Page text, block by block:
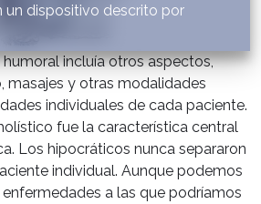
un dispositivo descrito por
humoral incluía otros aspectos,
masajes y otras modalidades
individuales de cada paciente.
fue la característica central
Los hipocráticos nunca separaron
individual. Aunque podemos
a las que podríamos